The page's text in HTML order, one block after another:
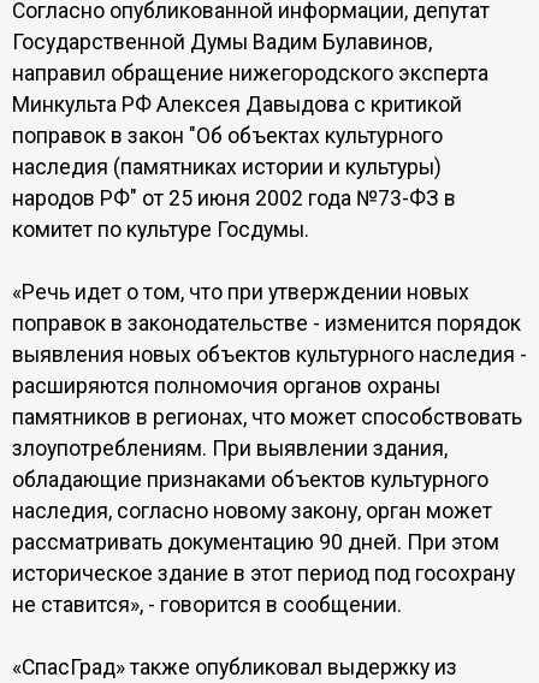
Согласно опубликованной информации, депутат
Государственной Думы Вадим Булавинов,
направил обращение нижегородского эксперта
Минкульта РФ Алексея Давыдова с критикой
поправок в закон "Об объектах культурного
наследия (памятниках истории и культуры)
народов РФ" от 25 июня 2002 года №73-ФЗ в
комитет по культуре Госдумы.
«Речь идет о том, что при утверждении новых
поправок в законодательстве - изменится порядок
выявления новых объектов культурного наследия -
расширяются полномочия органов охраны
памятников в регионах, что может способствовать
злоупотреблениям. При выявлении здания,
обладающие признаками объектов культурного
наследия, согласно новому закону, орган может
рассматривать документацию 90 дней. При этом
историческое здание в этот период под госохрану
не ставится», - говорится в сообщении.
«СпасГрад» также опубликовал выдержку из